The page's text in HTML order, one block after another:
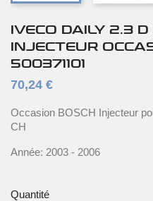
IVECO DAILY 2.3 D
INJECTEUR
500371101
70,24 €
Occasion BOSCH Injecteur
CH
Année: 2003 - 2006
Quantité